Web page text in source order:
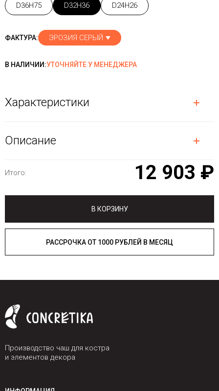
D36H75 D32H36 D24H26
ФАКТУРА: ЭРОЗИЯ СЕРЫЙ
В НАЛИЧИИ:УТОЧНЯЙТЕ У МЕНЕДЖЕРА
Характеристики
Описание
Итого: 12 903 ₽
В КОРЗИНУ
РАССРОЧКА ОТ 1000 РУБЛЕЙ В МЕСЯЦ
Производство чаш для костра
и элементов декора